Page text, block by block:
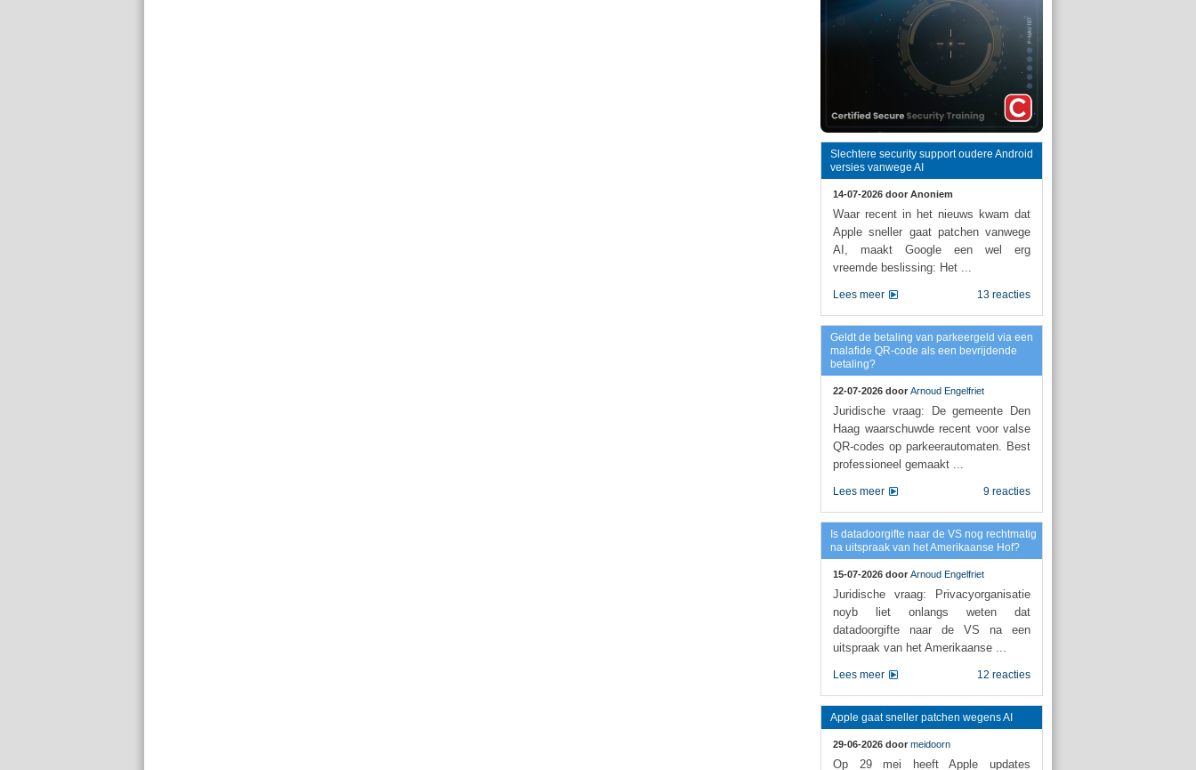
Slechtere security support oudere Android
versies vanwege AI
14-07-2026 door Anoniem
Waar recent in het nieuws kwam dat
Apple sneller gaat patchen vanwege
AI, maakt Google een wel erg
vreemde beslissing: Het ...
13 reacties
Lees meer
Geldt de betaling van parkeergeld via een
malafide QR-code als een bevrijdende
betaling?
22-07-2026 door Arnoud Engelfriet
Juridische vraag: De gemeente Den
Haag waarschuwde recent voor valse
QR-codes op parkeerautomaten. Best
professioneel gemaakt ...
9 reacties
Lees meer
Is datadoorgifte naar de VS nog rechtmatig
na uitspraak van het Amerikaanse Hof?
15-07-2026 door Arnoud Engelfriet
Juridische vraag: Privacyorganisatie
noyb liet onlangs weten dat
datadoorgifte naar de VS na een
uitspraak van het Amerikaanse ...
12 reacties
Lees meer
Apple gaat sneller patchen wegens AI
29-06-2026 door meidoorn
Op 29 mei heeft Apple updates